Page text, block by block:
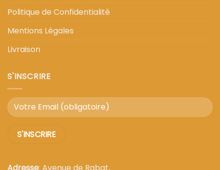
Politique de Confidentialité
Mentions Légales
Livraison
S'INSCRIRE